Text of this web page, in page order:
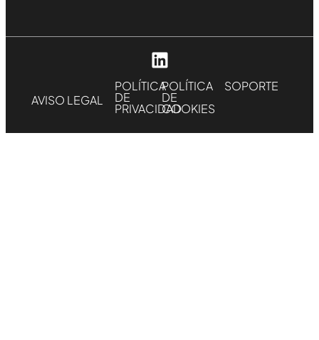
AVISO LEGAL
POLÍTICA
DE
PRIVACIDAD
POLÍTICA
DE
COOKIES
SOPORTE